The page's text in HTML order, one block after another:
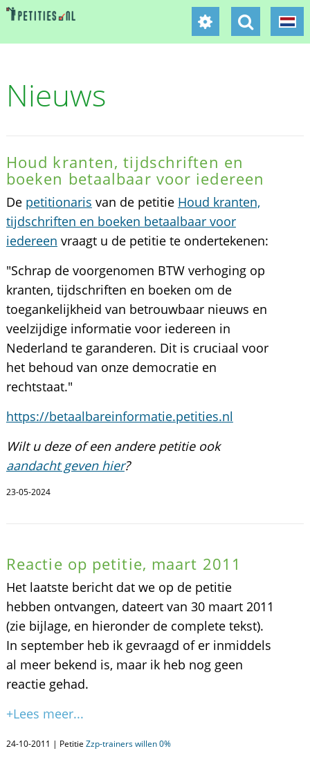
Nieuws
Houd kranten, tijdschriften en
boeken betaalbaar voor iedereen
De petitionaris van de petitie Houd kranten,
tijdschriften en boeken betaalbaar voor
iedereen vraagt u de petitie te ondertekenen:
"Schrap de voorgenomen BTW verhoging op
kranten, tijdschriften en boeken om de
toegankelijkheid van betrouwbaar nieuws en
veelzijdige informatie voor iedereen in
Nederland te garanderen. Dit is cruciaal voor
het behoud van onze democratie en
rechtstaat."
https://betaalbareinformatie.petities.nl
Wilt u deze of een andere petitie ook
aandacht geven hier?
23-05-2024
Reactie op petitie, maart 2011
Het laatste bericht dat we op de petitie
hebben ontvangen, dateert van 30 maart 2011
(zie bijlage, en hieronder de complete tekst).
In september heb ik gevraagd of er inmiddels
al meer bekend is, maar ik heb nog geen
reactie gehad.
+Lees meer...
24-10-2011 | Petitie Zzp-trainers willen 0%